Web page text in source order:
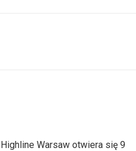
Highline Warsaw otwiera się 9